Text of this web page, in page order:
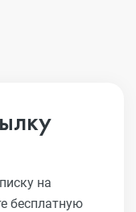
на
бесплатную